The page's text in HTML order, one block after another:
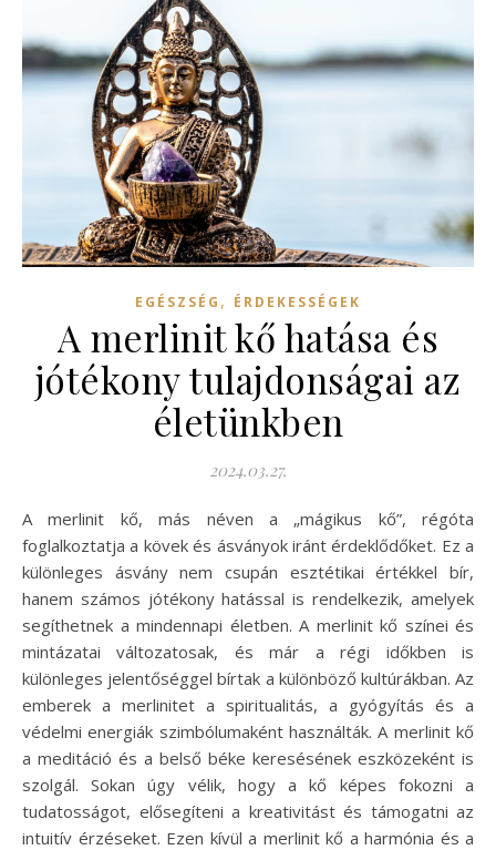
EGÉSZSÉG , ÉRDEKESSÉGEK
A merlinit kő hatása és
jótékony tulajdonságai az
életünkben
2024.03.27.
A merlinit kő, más néven a „mágikus kő”, régóta
foglalkoztatja a kövek és ásványok iránt érdeklődőket. Ez a
különleges ásvány nem csupán esztétikai értékkel bír,
hanem számos jótékony hatással is rendelkezik, amelyek
segíthetnek a mindennapi életben. A merlinit kő színei és
mintázatai változatosak, és már a régi időkben is
különleges jelentőséggel bírtak a különböző kultúrákban. Az
emberek a merlinitet a spiritualitás, a gyógyítás és a
védelmi energiák szimbólumaként használták. A merlinit kő
a meditáció és a belső béke keresésének eszközeként is
szolgál. Sokan úgy vélik, hogy a kő képes fokozni a
tudatosságot, elősegíteni a kreativitást és támogatni az
intuitív érzéseket. Ezen kívül a merlinit kő a harmónia és a